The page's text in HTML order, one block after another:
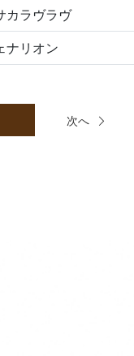
カラヴラヴ
ナリオン
次へ